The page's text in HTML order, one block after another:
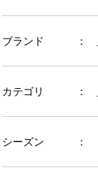
ブランド ：
カテゴリ ：
シーズン ：